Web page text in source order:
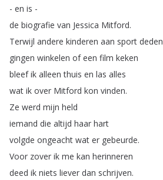
- en is -
de biografie van Jessica Mitford.
Terwijl andere kinderen aan sport deden
gingen winkelen of een film keken
bleef ik alleen thuis en las alles
wat ik over Mitford kon vinden.
Ze werd mijn held
iemand die altijd haar hart
volgde ongeacht wat er gebeurde.
Voor zover ik me kan herinneren
deed ik niets liever dan schrijven.